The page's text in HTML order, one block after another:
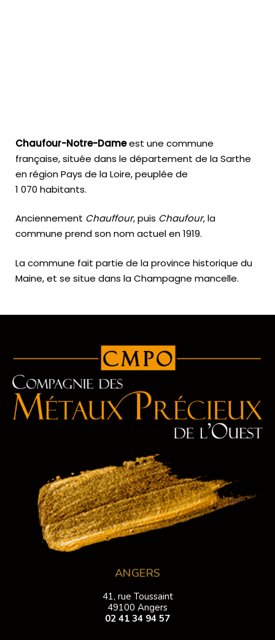
Chaufour-Notre-Dameest une commune
française, située dans le département de la Sarthe
en région Pays de la Loire, peuplée de
1 070 habitants.
Anciennement Chauffour, puis Chaufour, la
commune prend son nom actuel en 1919.
La commune fait partie de la province historique du
Maine, et se situe dans la Champagne mancelle.
ANGERS
41, rue Toussaint
49100 Angers
02 41 34 94 57